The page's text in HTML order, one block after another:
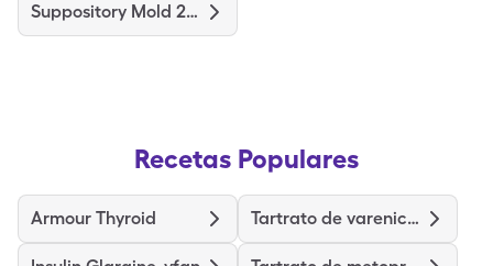
Suppository Mold 2Gm
Recetas Populares
Armour Thyroid Tartrato de vareniclina